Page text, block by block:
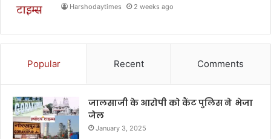
Harshodaytimes 2 weeks ago
Popular Recent Comments
जालसाजी के आरोपी को कैंट पुलिस ने भेजा
जेल
January 3, 2025